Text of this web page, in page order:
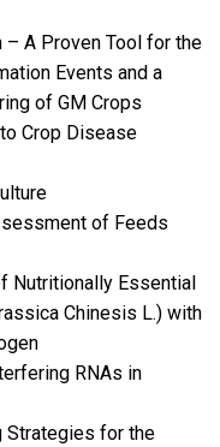
– A Proven Tool for the
Events and a
of GM Crops
Crop Disease
of Feeds
Nutritionally Essential
Chinesis L.) with
RNAs in
Strategies for the